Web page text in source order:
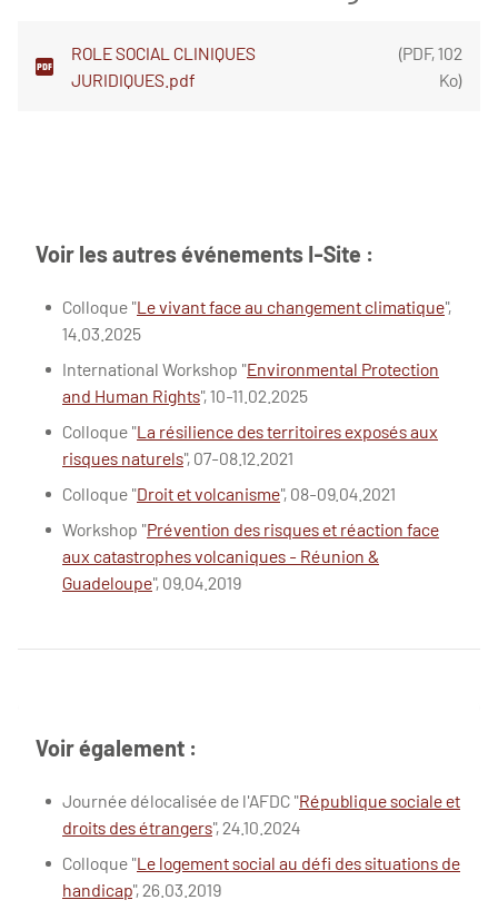
ROLE SOCIAL CLINIQUES
JURIDIQUES.pdf
(PDF,102
Ko)
Voir les autres événements I-Site :
Colloque "Le vivant face au changement climatique",
14.03.2025
International Workshop "Environmental Protection
and Human Rights", 10-11.02.2025
Colloque "La résilience des territoires exposés aux
risques naturels", 07-08.12.2021
Colloque "Droit et volcanisme", 08-09.04.2021
Workshop "Prévention des risques et réaction face
aux catastrophes volcaniques - Réunion &
Guadeloupe", 09.04.2019
Voir également :
Journée délocalisée de l'AFDC "République sociale et
droits des étrangers", 24.10.2024
Colloque "Le logement social au défi des situations de
handicap", 26.03.2019